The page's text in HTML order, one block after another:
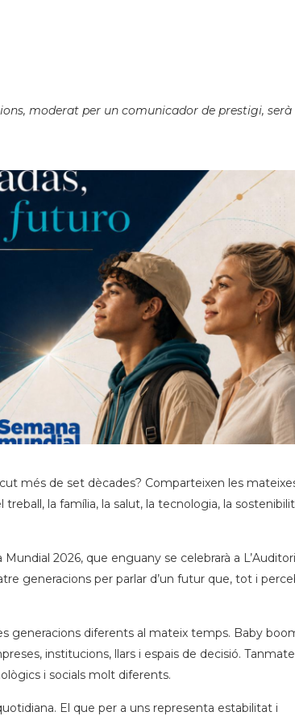
moderat per un comunicador de prestigi, serà
més de set dècades? Comparteixen les
la família, la salut, la tecnologia, la
2026, que enguany se celebrarà a
generacions per parlar d’un futur que, tot i
generacions diferents al mateix temps. Baby
institucions, llars i espais de decisió.
i socials molt diferents.
El que per a uns representa estabilitat i